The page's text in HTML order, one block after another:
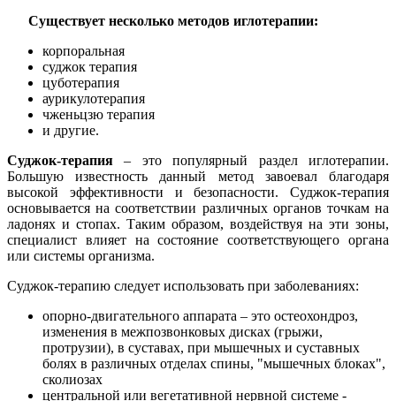
Существует несколько методов иглотерапии:
корпоральная
суджок терапия
цуботерапия
аурикулотерапия
чженьцзю терапия
и другие.
Суджок-терапия – это популярный раздел иглотерапии.
Большую известность данный метод завоевал благодаря
высокой эффективности и безопасности. Суджок-терапия
основывается на соответствии различных органов точкам на
ладонях и стопах. Таким образом, воздействуя на эти зоны,
специалист влияет на состояние соответствующего органа
или системы организма.
Суджок-терапию следует использовать при заболеваниях:
опорно-двигательного аппарата – это остеохондроз,
изменения в межпозвонковых дисках (грыжи,
протрузии), в суставах, при мышечных и суставных
болях в различных отделах спины, "мышечных блоках",
сколиозах
центральной или вегетативной нервной системе -